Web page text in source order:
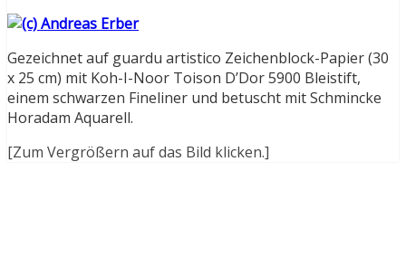
Gezeichnet auf guardu artistico Zeichenblock-Papier (30
x 25 cm) mit Koh-I-Noor Toison D’Dor 5900 Bleistift,
einem schwarzen Fineliner und betuscht mit Schmincke
Horadam Aquarell.
[Zum Vergrößern auf das Bild klicken.]